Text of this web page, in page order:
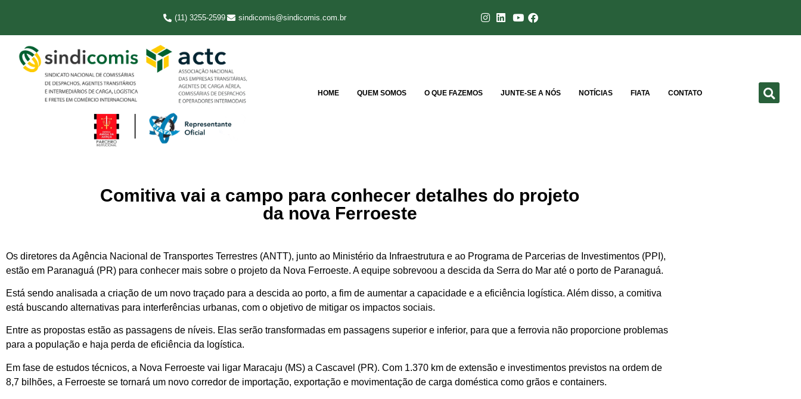
(11) 3255-2599 sindicomis@sindicomis.com.br
HOME QUEM SOMOS O QUE FAZEMOS JUNTE-SE A NÓS NOTÍCIAS FIATA CONTATO
Comitiva vai a campo para conhecer detalhes do projeto
da nova Ferroeste
Os diretores da Agência Nacional de Transportes Terrestres (ANTT), junto ao Ministério da Infraestrutura e ao Programa de Parcerias de Investimentos (PPI),
estão em Paranaguá (PR) para conhecer mais sobre o projeto da Nova Ferroeste. A equipe sobrevoou a descida da Serra do Mar até o porto de Paranaguá.
Está sendo analisada a criação de um novo traçado para a descida ao porto, a fim de aumentar a capacidade e a eficiência logística. Além disso, a comitiva
está buscando alternativas para interferências urbanas, com o objetivo de mitigar os impactos sociais.
Entre as propostas estão as passagens de níveis. Elas serão transformadas em passagens superior e inferior, para que a ferrovia não proporcione problemas
para a população e haja perda de eficiência da logística.
Em fase de estudos técnicos, a Nova Ferroeste vai ligar Maracaju (MS) a Cascavel (PR). Com 1.370 km de extensão e investimentos previstos na ordem de
8,7 bilhões, a Ferroeste se tornará um novo corredor de importação, exportação e movimentação de carga doméstica como grãos e containers.